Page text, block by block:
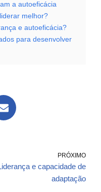
a autoeficácia
melhor?
e autoeficácia?
para desenvolver
PRÓXIMO
e capacidade de
adaptação